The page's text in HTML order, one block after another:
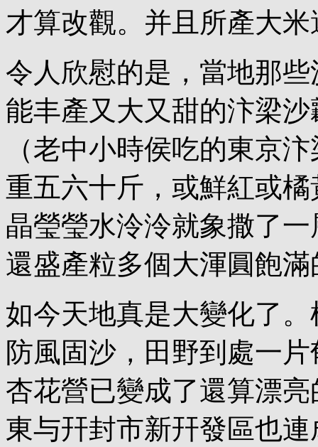
才算改觀。并且所產大
令人欣慰的是，當地那
能丰產又大又甜的汴梁
（老中小時侯吃的東京
重五六十斤，或鮮紅或
晶瑩瑩水泠泠就象撒了
還盛產粒多個大渾圓飽
如今天地真是大變化了
防風固沙，田野到處一
杏花營已變成了還算漂
東与幵封市新幵發區也